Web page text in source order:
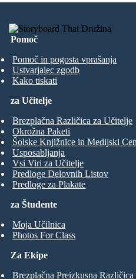
Pomoč
Pomoč in pogosta vprašanja
Ustvarjalec zgodb
Kako tiskati
za Študente
Moja Učilnica
Photos For Class
za Učitelje
Brezplačna Različica za Učitelje
Okrožna Paketi
Šolske Knjižnice in Medijski
Usposabljanja
Vsi Viri za Učitelje
Predloge Delovnih Listov
Predloge za Plakate
Za Ekipe
Brezplačna Preizkusna